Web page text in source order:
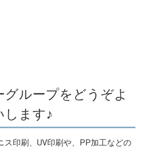
ループをどうぞよ
します♪
ス印刷、UV印刷や、PP加工などの